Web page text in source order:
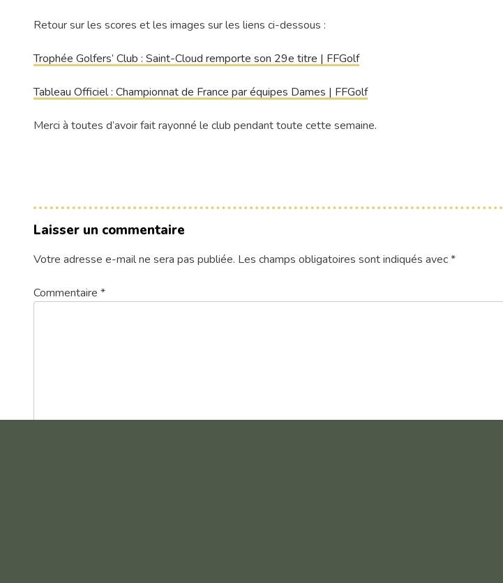
Retour sur les scores et les images sur les liens ci-dessous :
Trophée Golfers’ Club : Saint-Cloud remporte son 29e titre | FFGolf
Tableau Officiel : Championnat de France par équipes Dames | FFGolf
Merci à toutes d’avoir fait rayonné le club pendant toute cette semaine.
Laisser un commentaire
Votre adresse e-mail ne sera pas publiée. Les champs obligatoires sont indiqués avec*
Commentaire *